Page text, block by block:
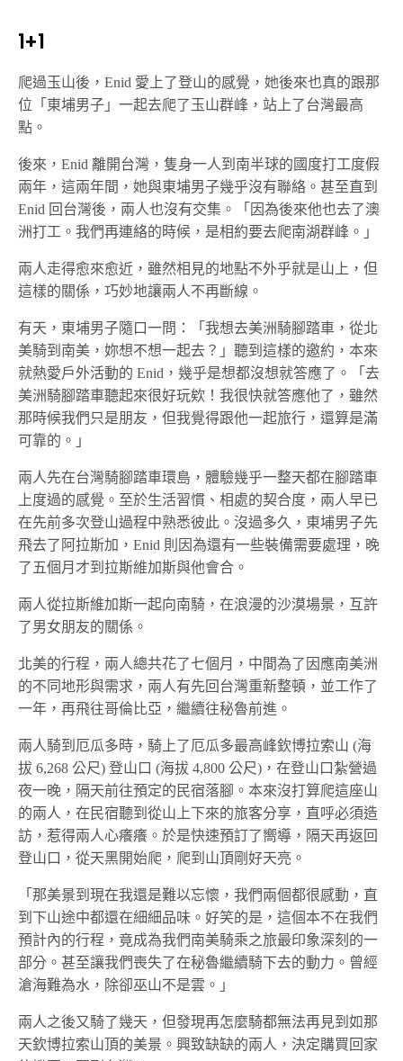
1+1
爬過玉山後，Enid 愛上了登山的感覺，她後來也真的跟那
位「東埔男子」一起去爬了玉山群峰，站上了台灣最高
點。
後來，Enid 離開台灣，隻身一人到南半球的國度打工度假
兩年，這兩年間，她與東埔男子幾乎沒有聯絡。甚至直到
Enid 回台灣後，兩人也沒有交集。「因為後來他也去了澳
洲打工。我們再連絡的時候，是相約要去爬南湖群峰。」
兩人走得愈來愈近，雖然相見的地點不外乎就是山上，但
這樣的關係，巧妙地讓兩人不再斷線。
有天，東埔男子隨口一問：「我想去美洲騎腳踏車，從北
美騎到南美，妳想不想一起去？」聽到這樣的邀約，本來
就熱愛戶外活動的 Enid，幾乎是想都沒想就答應了。「去
美洲騎腳踏車聽起來很好玩欸！我很快就答應他了，雖然
那時候我們只是朋友，但我覺得跟他一起旅行，還算是滿
可靠的。」
兩人先在台灣騎腳踏車環島，體驗幾乎一整天都在腳踏車
上度過的感覺。至於生活習慣、相處的契合度，兩人早已
在先前多次登山過程中熟悉彼此。沒過多久，東埔男子先
飛去了阿拉斯加，Enid 則因為還有一些裝備需要處理，晚
了五個月才到拉斯維加斯與他會合。
兩人從拉斯維加斯一起向南騎，在浪漫的沙漠場景，互許
了男女朋友的關係。
北美的行程，兩人總共花了七個月，中間為了因應南美洲
的不同地形與需求，兩人有先回台灣重新整頓，並工作了
一年，再飛往哥倫比亞，繼續往秘魯前進。
兩人騎到厄瓜多時，騎上了厄瓜多最高峰欽博拉索山 (海
拔 6,268 公尺) 登山口 (海拔 4,800 公尺)，在登山口紮營過
夜一晚，隔天前往預定的民宿落腳。本來沒打算爬這座山
的兩人，在民宿聽到從山上下來的旅客分享，直呼必須造
訪，惹得兩人心癢癢。於是快速預訂了嚮導，隔天再返回
登山口，從天黑開始爬，爬到山頂剛好天亮。
「那美景到現在我還是難以忘懷，我們兩個都很感動，直
到下山途中都還在細細品味。好笑的是，這個本不在我們
預計內的行程，竟成為我們南美騎乘之旅最印象深刻的一
部分。甚至讓我們喪失了在秘魯繼續騎下去的動力。 曾經
滄海難為水，除卻巫山不是雲。 」
兩人之後又騎了幾天，但發現再怎麼騎都無法再見到如那
天欽博拉索山頂的美景。興致缺缺的兩人，決定購買回家